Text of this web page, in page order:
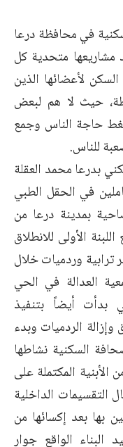
في محافظة درعا
مشاريعها متحدية كل
لأعضائها الذين
حيث لا هم لبعض
حاجة الناس وجمع
للناس.
بدرعا محمد العقلة
في الحقل الطبي
بمدينة درعا من
الأولى للانطلاق
ترابية وردميات خلال
العدالة في الحي
بدأت أيضاً بتنفيذ
الردميات وبدء
السكنية نشاطها
المكتملة على
الداخلية
بها بعد إكسائها من
البناء الواقع جوار